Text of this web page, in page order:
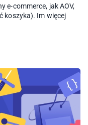
e-commerce, jak AOV,
koszyka). Im więcej